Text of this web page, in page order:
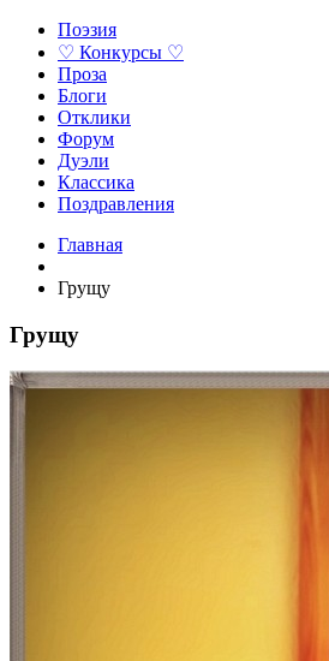
Поэзия
♡ Конкурсы ♡
Проза
Блоги
Отклики
Форум
Дуэли
Классика
Поздравления
Главная
Грущу
Грущу